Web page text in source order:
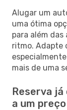
Alugar um
uma ótima
para além
ritmo. Adapte
mais de uma
Reserva já
a um